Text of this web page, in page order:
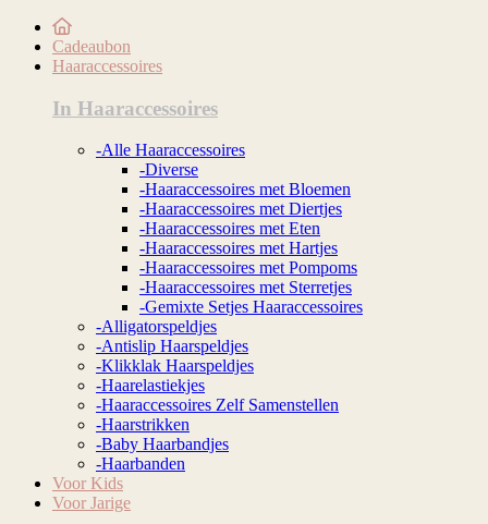
Cadeaubon
Haaraccessoires
In Haaraccessoires
-Alle Haaraccessoires
-Diverse
-Haaraccessoires met Bloemen
-Haaraccessoires met Diertjes
-Haaraccessoires met Eten
-Haaraccessoires met Hartjes
-Haaraccessoires met Pompoms
-Haaraccessoires met Sterretjes
-Gemixte Setjes Haaraccessoires
-Alligatorspeldjes
-Antislip Haarspeldjes
-Klikklak Haarspeldjes
-Haarelastiekjes
-Haaraccessoires Zelf Samenstellen
-Haarstrikken
-Baby Haarbandjes
-Haarbanden
Voor Kids
Voor Jarige